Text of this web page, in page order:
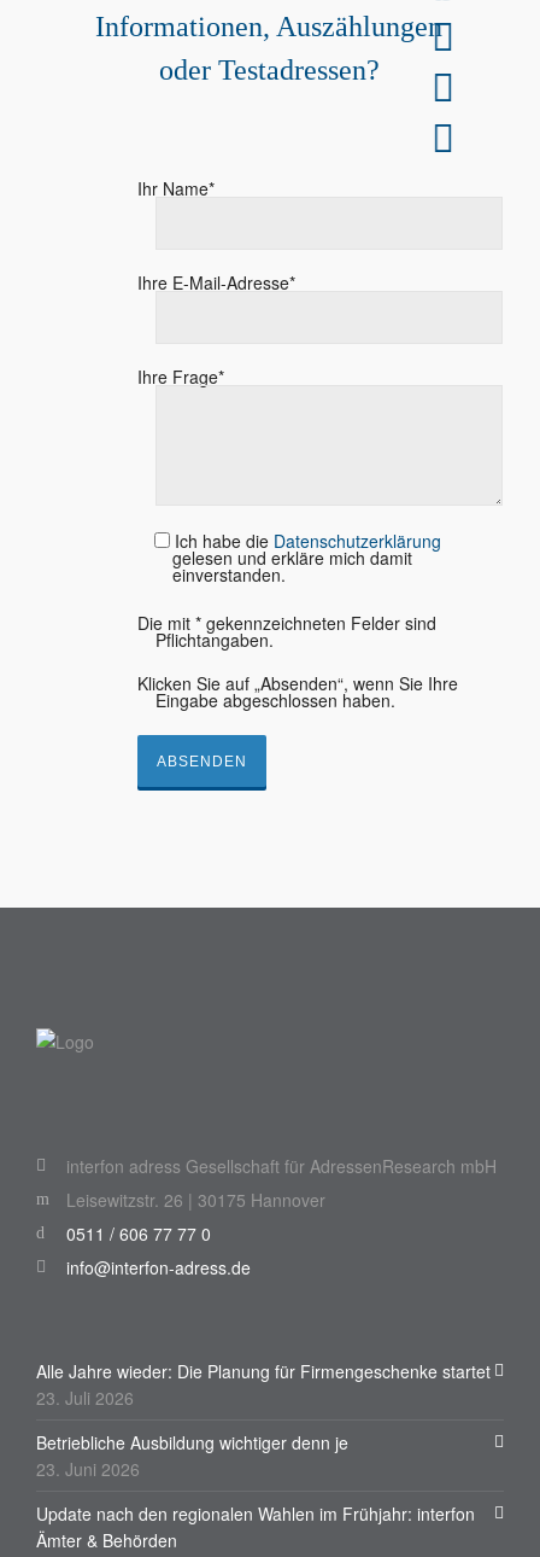
Informationen, Auszählungen
oder Testadressen?
anfragen@interfon-adress.de
Gratis Testadressen
Ihr Name*
Ihre E-Mail-Adresse*
Ihre Frage*
Ich habe die Datenschutzerklärung
gelesen und erkläre mich damit
einverstanden.
Die mit * gekennzeichneten Felder sind
Pflichtangaben.
Klicken Sie auf „Absenden“, wenn Sie Ihre
Eingabe abgeschlossen haben.
interfon adress Gesellschaft für AdressenResearch mbH
Leisewitzstr. 26 | 30175 Hannover
0511 / 606 77 77 0
info@interfon-adress.de
Alle Jahre wieder: Die Planung für Firmengeschenke startet
23. Juli 2026
Betriebliche Ausbildung wichtiger denn je
23. Juni 2026
Update nach den regionalen Wahlen im Frühjahr: interfon
Ämter & Behörden